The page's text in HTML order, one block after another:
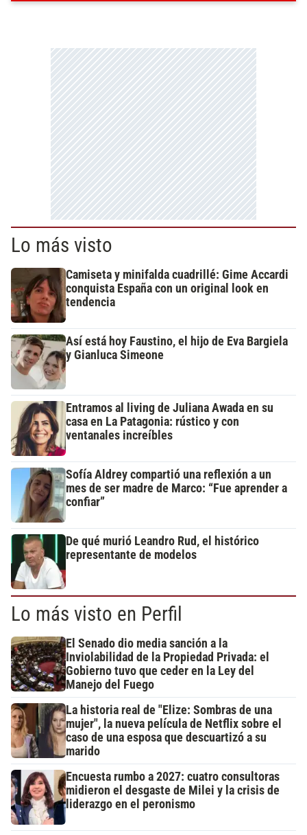
Lo más visto
Camiseta y minifalda cuadrillé: Gime Accardi
conquista España con un original look en
tendencia
Así está hoy Faustino, el hijo de Eva Bargiela
y Gianluca Simeone
Entramos al living de Juliana Awada en su
casa en La Patagonia: rústico y con
ventanales increíbles
Sofía Aldrey compartió una reflexión a un
mes de ser madre de Marco: “Fue aprender a
confiar”
De qué murió Leandro Rud, el histórico
representante de modelos
Lo más visto en Perfil
El Senado dio media sanción a la
Inviolabilidad de la Propiedad Privada: el
Gobierno tuvo que ceder en la Ley del
Manejo del Fuego
La historia real de "Elize: Sombras de una
mujer", la nueva película de Netflix sobre el
caso de una esposa que descuartizó a su
marido
Encuesta rumbo a 2027: cuatro consultoras
midieron el desgaste de Milei y la crisis de
liderazgo en el peronismo